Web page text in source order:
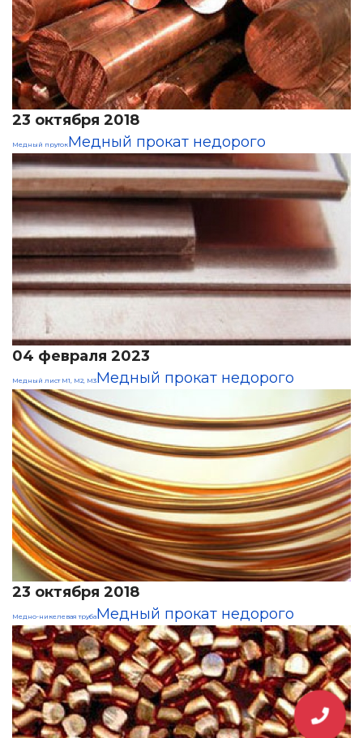
23 октября 2018
Медный прутокМедный прокат недорого
04 февраля 2023
Медный лист М1, М2, М3Медный прокат недорого
23 октября 2018
Медно-никелевая трубаМедный прокат недорого